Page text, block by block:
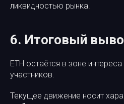
ликвидностью рынка.
6. Итоговый
ETH остаётся в зоне
участников.
Текущее движение носит